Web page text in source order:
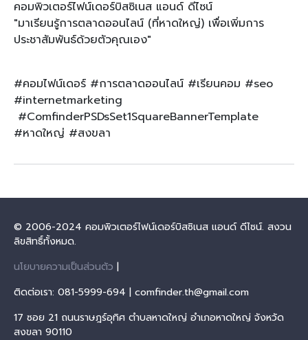
คอมพิวเตอร์ไฟน์เดอร์บิสซิเนส แอนด์ ดีไซน์
"มาเรียนรู้การตลาดออนไลน์ (ที่หาดใหญ่) เพื่อเพิ่มการ
ประชาสัมพันธ์ด้วยตัวคุณเอง"
#คอมไฟน์เดอร์ #การตลาดออนไลน์ #เรียนคอม #seo
#internetmarketing
#ComfinderPSDsSet1SquareBannerTemplate
#หาดใหญ่ #สงขลา
© 2006-2024 คอมพิวเตอร์ไฟน์เดอร์บิสซิเนส แอนด์ ดีไซน์. สงวน
ลิขสิทธิ์ทั้งหมด.
นโยบายความเป็นส่วนตัว |
ติดต่อเรา: 081-5999-694 | comfinder.th@gmail.com
17 ซอย 21 ถนนราษฎร์อุทิศ ตำบลหาดใหญ่ อำเภอหาดใหญ่ จังหวัด
สงขลา 90110